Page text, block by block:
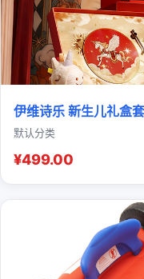
伊维诗乐 新生儿礼盒
默认分类
¥499.00